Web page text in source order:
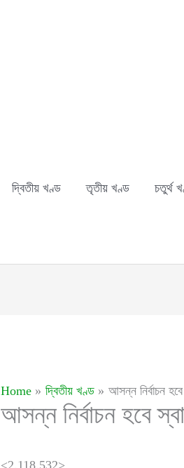
দ্বিতীয় খণ্ড তৃতীয় খণ্ড চতুর্থ
Home দ্বিতীয় খণ্ড আসন্ন নির্বাচন
আসন্ন নির্বাচন হবে